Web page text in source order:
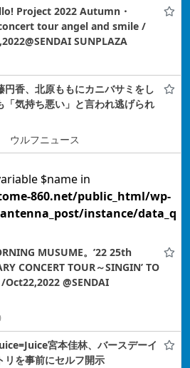
Project 2022 Autumn・
tour angel and smile /
SUNPLAZA
円香、北原ももにカニバサミをし
「気持ち悪い」と言われ逃げられ
ウルフニュース
$name in
860.net/public_html/wp-
instance/data_q
MUSUME。’22 25th
CONCERT TOUR～SINGIN’ TO
/Oct22,2022 @SENDAI
宮本佳林、バースデーイ
リを事前にセルフ開示